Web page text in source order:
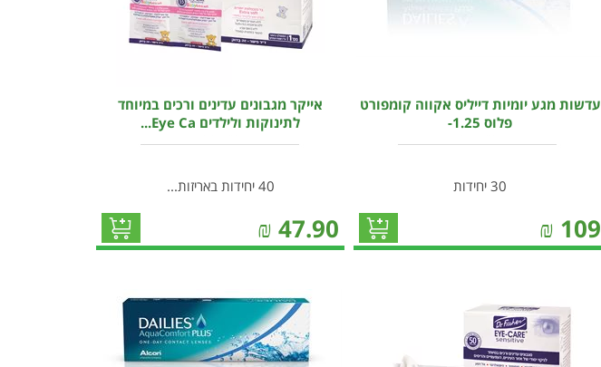
עדשות מגע יומיות דייליס אקווה קומפורט
פלוס 1.25-
30 יחידות
109
₪
אייקר מגבונים עדינים ורכים במיוחד
לתינוקות ולילדים Eye Ca...
40 יחידות באריזות...
47.90
₪